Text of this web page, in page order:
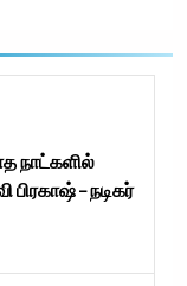
நாட்களில்
– நடிகர்